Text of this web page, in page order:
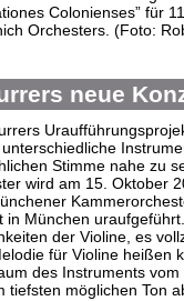
Colonienses” für
Orchesters. (Foto:
neue
Stimme nahe zu
wird am 15. Oktober
in München
der Violine, es
für Violine heißen
des Instruments
tiefsten möglichen Ton